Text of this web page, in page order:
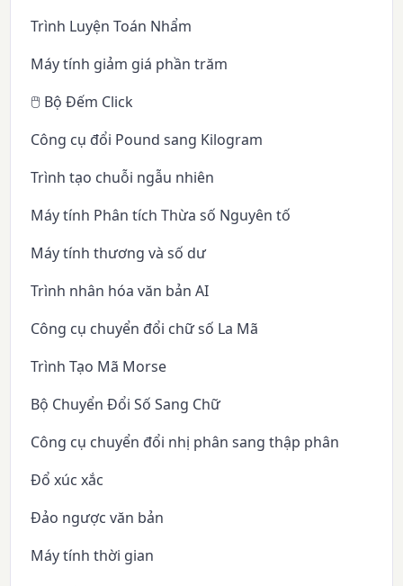
Trình Luyện Toán Nhẩm
Máy tính giảm giá phần trăm
🖱️ Bộ Đếm Click
Công cụ đổi Pound sang Kilogram
Trình tạo chuỗi ngẫu nhiên
Máy tính Phân tích Thừa số Nguyên tố
Máy tính thương và số dư
Trình nhân hóa văn bản AI
Công cụ chuyển đổi chữ số La Mã
Trình Tạo Mã Morse
Bộ Chuyển Đổi Số Sang Chữ
Công cụ chuyển đổi nhị phân sang thập phân
Đổ xúc xắc
Đảo ngược văn bản
Máy tính thời gian